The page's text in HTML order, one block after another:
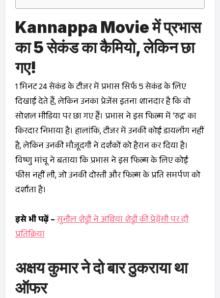
Kannappa Movie में प्रभास
का 5 सेकंड का कैमियो, लेकिन छा
गए!
1 मिनट 24 सेकंड के टीजर में प्रभास सिर्फ 5 सेकंड के लिए
दिखाई देते हैं, लेकिन उनका प्रेजेंस इतना शानदार है कि वो
सोशल मीडिया पर छा गए हैं। प्रभास ने इस फिल्म में ‘रुद्र’ का
किरदार निभाया है। हालांकि, टीजर में उनकी कोई डायलॉग नहीं
है, लेकिन उनकी मौजूदगी ने दर्शकों को हैरान कर दिया है।
विष्णु मांचू ने बताया कि प्रभास ने इस फिल्म के लिए कोई
फीस नहीं ली, जो उनकी दोस्ती और फिल्म के प्रति समर्पण को
दर्शाता है।
इसे भी पढ़ें –सुनील शेट्टी ने अथिया शेट्टी की प्रेग्नेंसी पर दी
प्रतिक्रिया
अक्षय कुमार ने दो बार ठुकराया था
ऑफर